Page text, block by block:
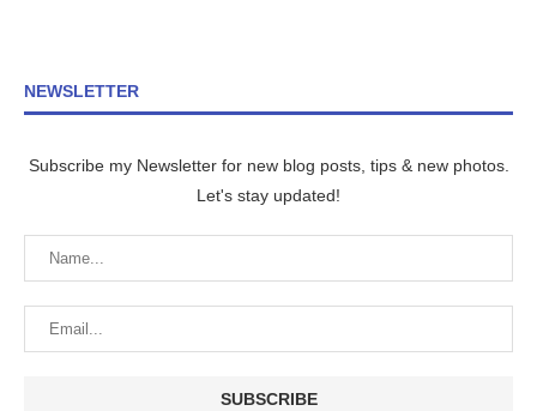
NEWSLETTER
Subscribe my Newsletter for new blog posts, tips & new photos.
Let's stay updated!